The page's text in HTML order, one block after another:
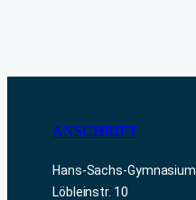
ANSCHRIFT
Hans-Sachs-Gymnasium
Löbleinstr. 10